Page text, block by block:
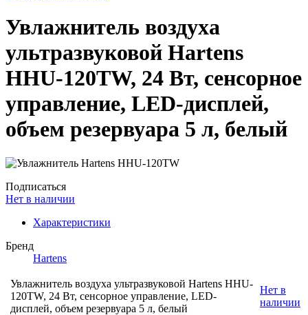
Увлажнитель воздуха
ультразвуковой Hartens
HHU-120TW, 24 Вт, сенсорное
управление, LED-дисплей,
объем резервуара 5 л, белый
Подписаться
Нет в наличии
Характеристики
Бренд
Hartens
Увлажнитель воздуха ультразвуковой Hartens HHU-
120TW, 24 Вт, сенсорное управление, LED-
дисплей, объем резервуара 5 л, белый
Нет в
наличии